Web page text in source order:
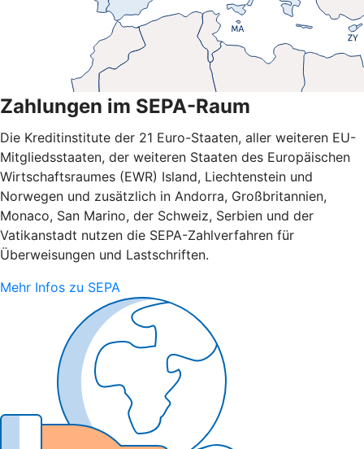
Zahlungen im SEPA-Raum
Die Kreditinstitute der 21 Euro-Staaten, aller weiteren EU-
Mitgliedsstaaten, der weiteren Staaten des Europäischen
Wirtschaftsraumes (EWR) Island, Liechtenstein und
Norwegen und zusätzlich in Andorra, Großbritannien,
Monaco, San Marino, der Schweiz, Serbien und der
Vatikanstadt nutzen die SEPA-Zahlverfahren für
Überweisungen und Lastschriften.
Mehr Infos zu SEPA